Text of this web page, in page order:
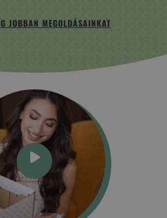
JOBBAN MEGOLDÁSAINKAT